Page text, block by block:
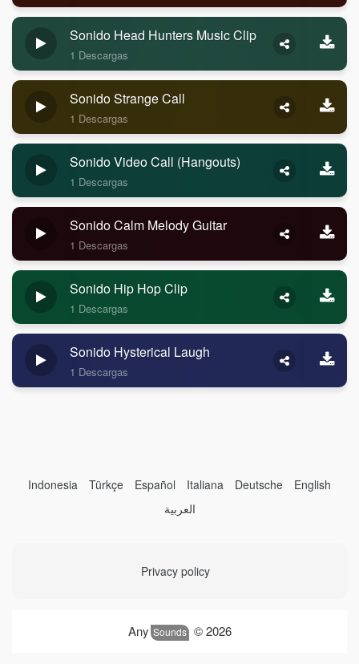
Sonido Head Hunters Music Clip
1 Descargas
Sonido Strange Call
1 Descargas
Sonido Video Call (Hangouts)
1 Descargas
Sonido Calm Melody Guitar
1 Descargas
Sonido Hip Hop Clip
1 Descargas
Sonido Hysterical Laugh
1 Descargas
Indonesia Türkçe Español Italiana Deutsche
English
العربية
Privacy policy
Any Sounds © 2026